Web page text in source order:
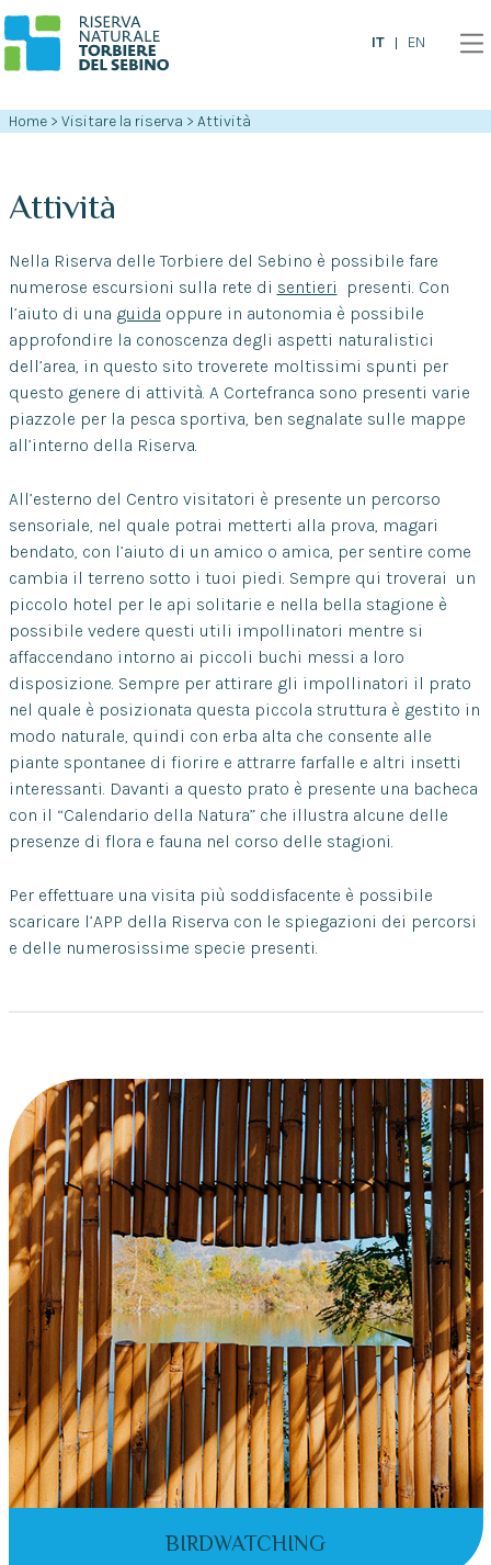
IT EN
Home > Visitare la riserva > Attività
Attività
Nella Riserva delle Torbiere del Sebino è possibile fare
numerose escursioni sulla rete di sentieri presenti. Con
l’aiuto di una guida oppure in autonomia è possibile
approfondire la conoscenza degli aspetti naturalistici
dell’area, in questo sito troverete moltissimi spunti per
questo genere di attività. A Cortefranca sono presenti varie
piazzole per la pesca sportiva, ben segnalate sulle mappe
all’interno della Riserva.
All’esterno del Centro visitatori è presente un percorso
sensoriale, nel quale potrai metterti alla prova, magari
bendato, con l’aiuto di un amico o amica, per sentire come
cambia il terreno sotto i tuoi piedi. Sempre qui troverai un
piccolo hotel per le api solitarie e nella bella stagione è
possibile vedere questi utili impollinatori mentre si
affaccendano intorno ai piccoli buchi messi a loro
disposizione. Sempre per attirare gli impollinatori il prato
nel quale è posizionata questa piccola struttura è gestito in
modo naturale, quindi con erba alta che consente alle
piante spontanee di fiorire e attrarre farfalle e altri insetti
interessanti. Davanti a questo prato è presente una bacheca
con il “Calendario della Natura” che illustra alcune delle
presenze di flora e fauna nel corso delle stagioni.
Per effettuare una visita più soddisfacente è possibile
scaricare l’APP della Riserva con le spiegazioni dei percorsi
e delle numerosissime specie presenti.
BIRDWATCHING